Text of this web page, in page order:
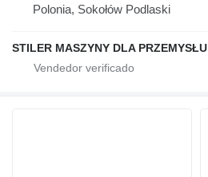
Polonia, Sokołów Podlaski
STILER MASZYNY DLA PRZEMYSŁU